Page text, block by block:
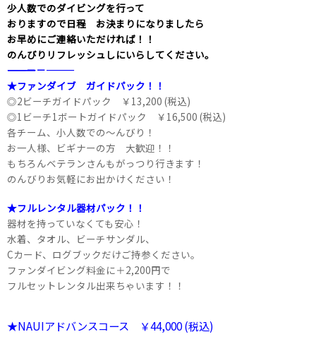
少人数でのダイビングを行って
おりますので日程 お決まりになりましたら
お早めにご連絡いただければ！！
のんびりリフレッシュしにいらしてください。
――――――――――――――――――――－－―――
★ファンダイブ ガイドパック！！
◎2ビーチガイドパック ￥13,200 (税込)
◎1ビーチ1ボートガイドパック ￥16,500 (税込)
各チーム、小人数での～んびり！
お一人様、ビギナーの方 大歓迎！！
もちろんベテランさんもがっつり行きます！
のんびりお気軽にお出かけください！
★フルレンタル器材パック！！
器材を持っていなくても安心！
水着、タオル、ビーチサンダル、
Cカード、ログブックだけご持参ください。
ファンダイビング料金に＋2,200円で
フルセットレンタル出来ちゃいます！！
★NAUIアドバンスコース ￥44,000 (税込)